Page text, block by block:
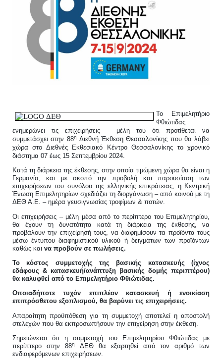
Το Επιμελητήριο
Φθιώτιδας
ενημερώνει τις επιχειρήσεις – μέλη του ότι προτίθεται να
συμμετάσχει στην 88η Διεθνή Έκθεση Θεσσαλονίκης που θα λάβει
χώρα στο Διεθνές Εκθεσιακό Κέντρο Θεσσαλονίκης το χρονικό
διάστημα 07 έως 15 Σεπτεμβρίου 2024.
Κατά τη διάρκεια της έκθεσης, στην οποία τιμώμενη χώρα θα είναι η
Γερμανία, και με σκοπό την προβολή και παρουσίαση των
επιχειρήσεων του συνόλου της ελληνικής επικράτειας, η Κεντρική
Ένωση Επιμελητηρίων σχεδιάζει τη διοργάνωση – από κοινού με τη
ΔΕΘ Α.Ε. – ημέρα γευσιγνωσίας τροφίμων & ποτών.
Οι επιχειρήσεις – μέλη μέσα από το περίπτερο του Επιμελητηρίου,
θα έχουν τη δυνατότητα κατά τη διάρκεια της έκθεσης, να
προβάλουν την επιχείρησή τους, να διαφημίσουν τα προϊόντα τους
μέσω έντυπου διαφημιστικού υλικού ή δειγμάτων των προϊόντων
καθώς και να προβούν σε πωλήσεις.
Το κόστος συμμετοχής της βασικής κατασκευής (ίχνος
εδάφους & κατασκευή/ανάπτυξη βασικής δομής περιπτέρου)
θα καλυφθεί από το Επιμελητήριο Φθιώτιδας.
Οποιαδήποτε τυχόν επιπλέον κατασκευή ή ενοικίαση
επιπρόσθετου εξοπλισμού, θα βαρύνει τις επιχειρήσεις.
Απαραίτητη προϋπόθεση για τη συμμετοχή αποτελεί η αποστολή
στελεχών που θα εκπροσωπήσουν την επιχείρηση στην έκθεση.
Σημειώνεται ότι η συμμετοχή του Επιμελητηρίου Φθιώτιδας με
περίπτερο στην 88η
ΔΕΘ θα εξαρτηθεί από τον αριθμό των
ενδιαφερόμενων επιχειρήσεων.